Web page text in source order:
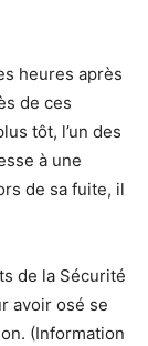
heures après
de ces
tôt, l’un des
à une
de sa fuite, il
de la Sécurité
avoir osé se
(Information